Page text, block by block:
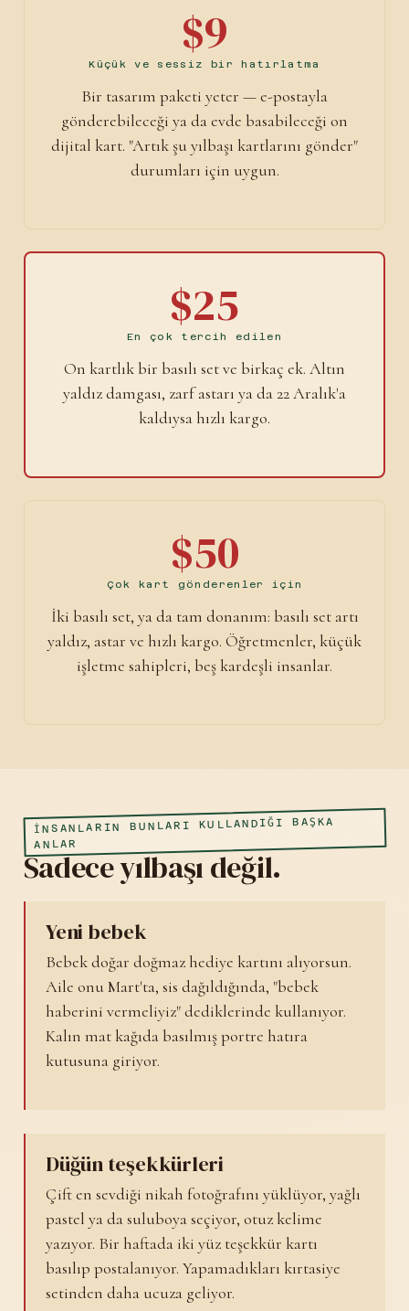
$9
Küçük ve sessiz bir hatırlatma
Bir tasarım paketi yeter — e-postayla
gönderebileceği ya da evde basabileceği on
dijital kart. "Artık şu yılbaşı kartlarını gönder"
durumları için uygun.
$25
En çok tercih edilen
On kartlık bir basılı set ve birkaç ek. Altın
yaldız damgası, zarf astarı ya da 22 Aralık'a
kaldıysa hızlı kargo.
$50
Çok kart gönderenler için
İki basılı set, ya da tam donanım: basılı set artı
yaldız, astar ve hızlı kargo. Öğretmenler, küçük
işletme sahipleri, beş kardeşli insanlar.
İNSANLARIN BUNLARI KULLANDIĞI BAŞKA
ANLAR
Sadece yılbaşı değil.
Yeni bebek
Bebek doğar doğmaz hediye kartını alıyorsun.
Aile onu Mart'ta, sis dağıldığında, "bebek
haberini vermeliyiz" dediklerinde kullanıyor.
Kalın mat kağıda basılmış portre hatıra
kutusuna giriyor.
Düğün teşekkürleri
Çift en sevdiği nikah fotoğrafını yüklüyor, yağlı
pastel ya da suluboya seçiyor, otuz kelime
yazıyor. Bir haftada iki yüz teşekkür kartı
basılıp postalanıyor. Yapamadıkları kırtasiye
setinden daha ucuza geliyor.